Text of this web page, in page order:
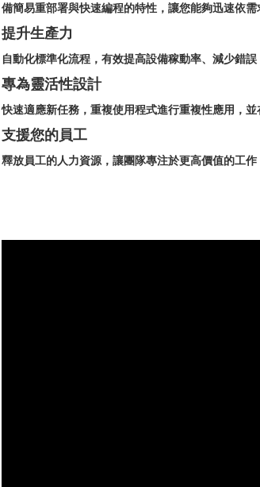
備簡易重部署與快速編程的特性，讓您能夠迅速依需
提升生產力
自動化標準化流程，有效提高設備稼動率、減少錯誤
專為靈活性設計
快速適應新任務，重複使用程式進行重複性應用，
支援您的員工
釋放員工的人力資源，讓團隊專注於更高價值的工